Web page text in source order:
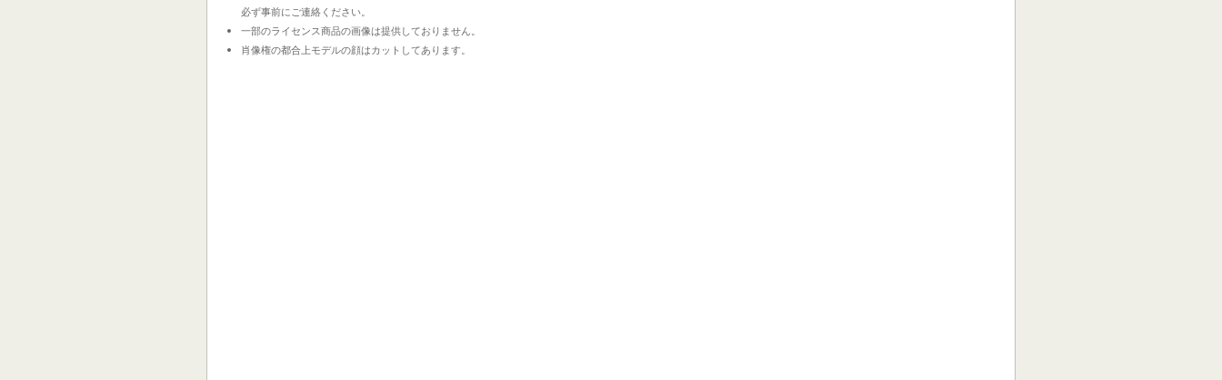
必ず事前にご連絡ください。
一部のライセンス商品の画像は提供しておりません。
肖像権の都合上モデルの顔はカットしてあります。